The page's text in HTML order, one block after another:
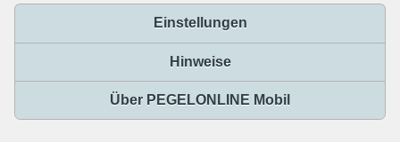
Einstellungen
Hinweise
Über PEGELONLINE Mobil